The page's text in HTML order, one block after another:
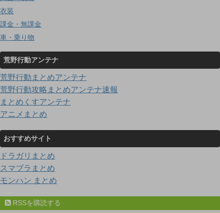
衣装
課金・無課金
車・乗り物
荒野行動アンテナ
荒野行動まとめアンテナ
荒野行動攻略まとめアンテナ速報
まとめくすアンテナ
アニメまとめ
おすすめサイト
ドラガリまとめ
スマブラまとめ
モンハン まとめ
RSSを購読する